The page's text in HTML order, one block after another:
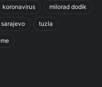
koronavirus milorad dodik
sarajevo tuzla